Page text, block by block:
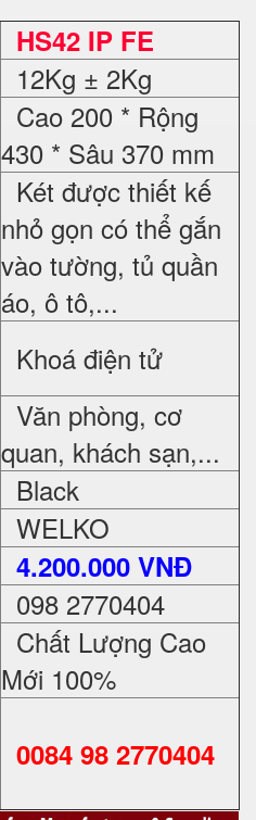
HS42 IP FE
12Kg ± 2Kg
Cao 200 * Rộng
430 * Sâu 370 mm
Két được thiết kế
nhỏ gọn có thể gắn
vào tường, tủ quần
áo, ô tô,...
Khoá điện tử
Văn phòng, cơ
quan, khách sạn,...
Black
WELKO
4.200.000 VNĐ
098 2770404
Chất Lượng Cao
Mới 100%
0084 98 2770404